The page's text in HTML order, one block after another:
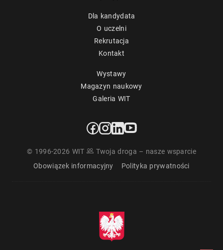
Dla kandydata
O uczelni
Rekrutacja
Kontakt
Wystawy
Magazyn naukowy
Galeria WIT
© 1996-2026 WIT
Twoja droga – nasze wsparcie
Obowiązek informacyjny
Polityka prywatności